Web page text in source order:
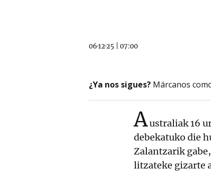
06·12·25 07:00
¿Ya nos sigues? Márcanos
Australiak 16
debekatuko die
Zalantzarik
litzateke gizarte